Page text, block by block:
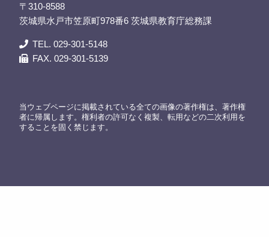
〒310-8588
茨城県水戸市笠原町978番6 茨城県教育庁総務課
TEL. 029-301-5148
FAX. 029-301-5139
当ウェブページに掲載されている全ての画像の著作権は、著作権
者に帰属します。権利者の許可なく複製、転用などの二次利用を
することを固く禁じます。